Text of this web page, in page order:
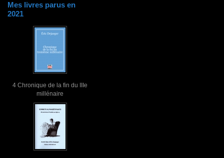
Mes livres parus en
2021
4 Chronique de la fin du IIIe
millénaire